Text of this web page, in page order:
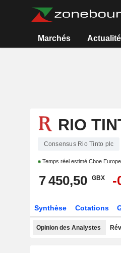
Marchés
RIO
Consensus Rio Tinto plc
Temps réel estimé Cboe Europe
7 450,50 GBX -
Synthèse Cotations
Opinion des Analystes